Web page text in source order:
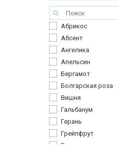
Абрикос
Абсент
Ангелика
Апельсин
Бергамот
Болгарская роза
Вишня
Гальбанум
Герань
Грейпфрут
Груша